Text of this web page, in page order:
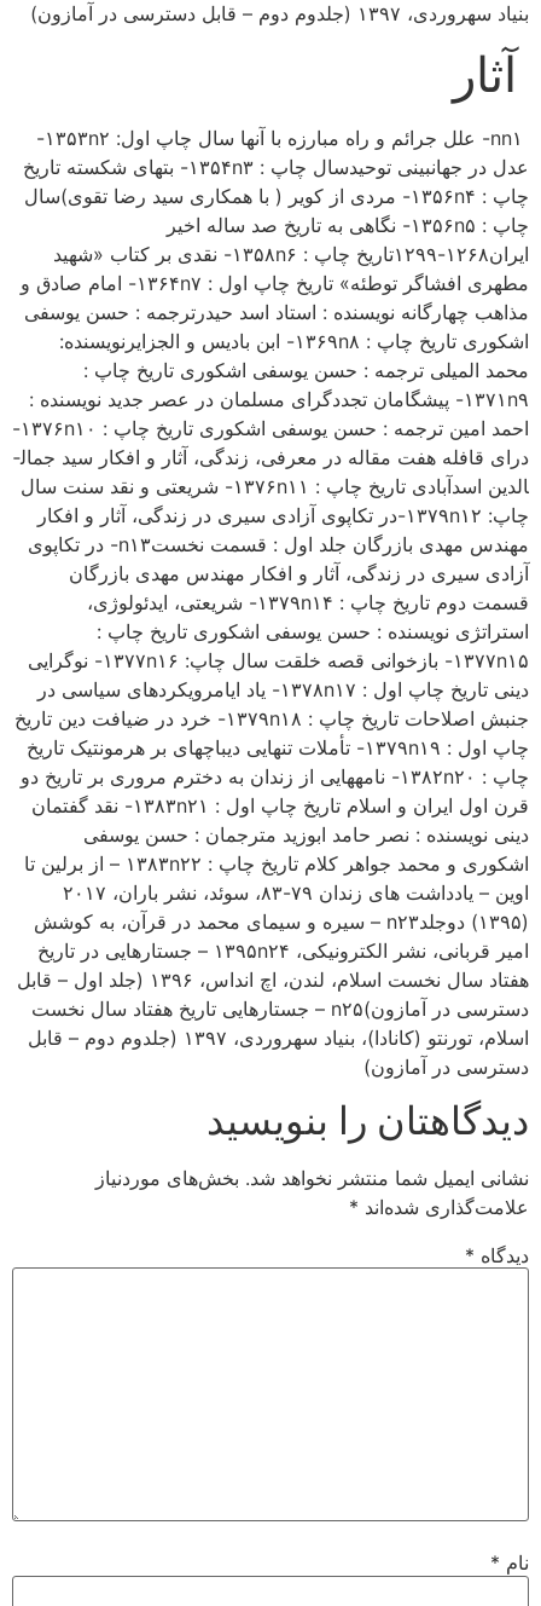
بنیاد سهروردی، ۱۳۹۷ (جلدوم دوم – قابل دسترسی در آمازون)
آثار
nn۱- علل جرائم و راه مبارزه با آنها سال چاپ اول: ۱۳۵۳n۲-
عدل در جهان­بینی توحیدسال چاپ : ۱۳۵۴n۳- بتهای شکسته تاریخ
چاپ : ۱۳۵۶n۴- مردی از کویر ( با همکاری سید رضا تقوی)سال
چاپ : ۱۳۵۶n۵- نگاهی به تاریخ صد ساله اخیر
ایران۱۲۶۸-۱۲۹۹تاریخ چاپ : ۱۳۵۸n۶- نقدی بر کتاب «شهید
مطهری افشاگر توطئه» تاریخ چاپ اول : ۱۳۶۴n۷- امام صادق و
مذاهب چهارگانه نویسنده : استاد اسد حیدرترجمه : حسن یوسفی
اشکوری تاریخ چاپ : ۱۳۶۹n۸- ابن بادیس و الجزایرنویسنده:
محمد المیلی ترجمه : حسن یوسفی اشکوری تاریخ چاپ :
۱۳۷۱n۹- پیشگامان تجددگرای مسلمان در عصر جدید نویسنده :
احمد امین ترجمه : حسن یوسفی اشکوری تاریخ چاپ : ۱۳۷۶n۱۰-
درای قافله هفت مقاله در معرفی، زندگی، آثار و افکار سید جمال­
الدین اسدآبادی تاریخ چاپ : ۱۳۷۶n۱۱- شریعتی و نقد سنت سال
چاپ: ۱۳۷۹n۱۲-در تکاپوی آزادی سیری در زندگی، آثار و افکار
مهندس مهدی بازرگان جلد اول : قسمت نخستn۱۳- در تکاپوی
آزادی سیری در زندگی، آثار و افکار مهندس مهدی بازرگان
قسمت دوم تاریخ چاپ : ۱۳۷۹n۱۴- شریعتی، ایدئولوژی،
استراتژی نویسنده : حسن یوسفی اشکوری تاریخ چاپ :
۱۳۷۷n۱۵- بازخوانی قصه خلقت سال چاپ: ۱۳۷۷n۱۶- نوگرایی
دینی تاریخ چاپ اول : ۱۳۷۸n۱۷- یاد ایامرویکردهای سیاسی در
جنبش اصلاحات تاریخ چاپ : ۱۳۷۹n۱۸- خرد در ضیافت دین تاریخ
چاپ اول : ۱۳۷۹n۱۹- تأملات تنهایی دیباچه­ای بر هرمونتیک تاریخ
چاپ : ۱۳۸۲n۲۰- نامه­هایی از زندان به دخترم مروری بر تاریخ دو
قرن اول ایران و اسلام تاریخ چاپ اول : ۱۳۸۳n۲۱- نقد گفتمان
دینی نویسنده : نصر حامد ابوزید مترجمان : حسن یوسفی
اشکوری و محمد جواهر کلام تاریخ چاپ : ۱۳۸۳n۲۲ – از برلین تا
اوین – یادداشت های زندان ۷۹-۸۳، سوئد، نشر باران، ۲۰۱۷
(۱۳۹۵) دوجلدn۲۳ – سیره و سیمای محمد در قرآن، به کوشش
امیر قربانی، نشر الکترونیکی، ۱۳۹۵n۲۴ – جستارهایی در تاریخ
هفتاد سال نخست اسلام، لندن، اچ انداس، ۱۳۹۶ (جلد اول – قابل
دسترسی در آمازون)n۲۵ – جستارهایی تاریخ هفتاد سال نخست
اسلام، تورنتو (کانادا)، بنیاد سهروردی، ۱۳۹۷ (جلدوم دوم – قابل
دسترسی در آمازون)
دیدگاهتان را بنویسید
نشانی ایمیل شما منتشر نخواهد شد. بخش‌های موردنیاز
علامت‌گذاری شده‌اند *
دیدگاه *
نام *